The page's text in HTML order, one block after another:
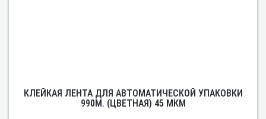
КЛЕЙКАЯ ЛЕНТА ДЛЯ АВТОМАТИЧЕСКОЙ УПАКОВКИ
990М. (ЦВЕТНАЯ) 45 МКМ